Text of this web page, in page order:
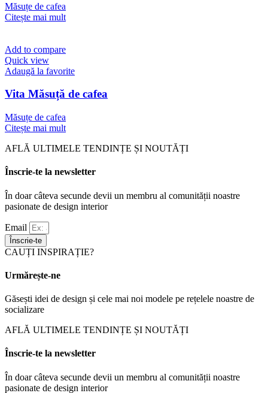
Măsuțe de cafea
Citește mai mult
Add to compare
Quick view
Adaugă la favorite
Vita Măsuță de cafea
Măsuțe de cafea
Citește mai mult
AFLĂ ULTIMELE TENDINȚE ȘI NOUTĂȚI
Înscrie-te la newsletter
În doar câteva secunde devii un membru al comunității noastre
pasionate de design interior
Email
Înscrie-te
CAUȚI INSPIRAȚIE?
Urmărește-ne
Găsești idei de design și cele mai noi modele pe rețelele noastre de
socializare
AFLĂ ULTIMELE TENDINȚE ȘI NOUTĂȚI
Înscrie-te la newsletter
În doar câteva secunde devii un membru al comunității noastre
pasionate de design interior